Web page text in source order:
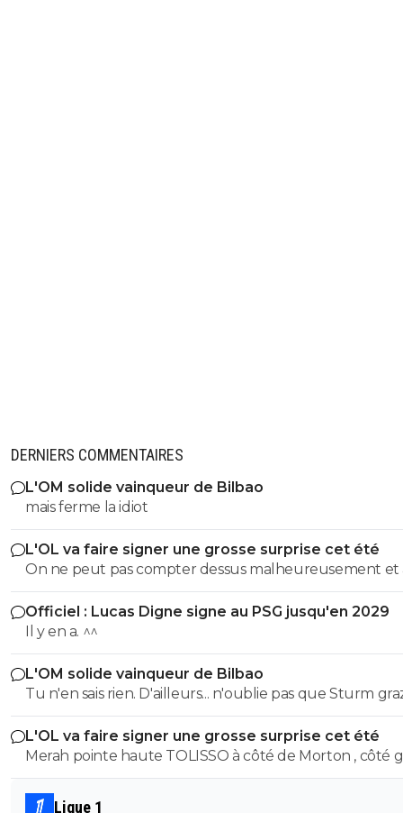
DERNIERS COMMENTAIRES
L'OM solide vainqueur de Bilbao
mais ferme la idiot
L'OL va faire signer une grosse surprise cet été
On ne peut pas compter dessus malheureusement et
son prêt ça a permis de prendre le latéral droit suisse.
Officiel : Lucas Digne signe au PSG jusqu'en 2029
Il y en a. ^^
L'OM solide vainqueur de Bilbao
Tu n'en sais rien. D'ailleurs... n'oublie pas que Sturm graz...
peut tout à fair renverser la vapeur et éliminer le
L'OL va faire signer une grosse surprise cet été
Merah pointe haute TOLISSO à côté de Morton , côté
mais pouvant aussi se projeter devant et accompagner
Merah et/ou Fofana
Ligue 1